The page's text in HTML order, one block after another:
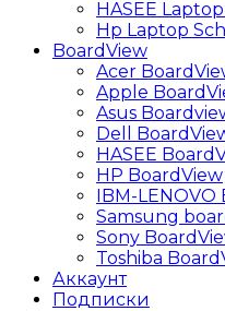
HASEE
Hp Laptop
BoardView
Acer
Apple
Asus
Dell
HASEE
HP BoardView
IBM-LENOVO
Samsung
Sony
Toshiba
Аккаунт
Подписки